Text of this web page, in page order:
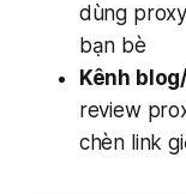
dùng
bạn bè
Kênh
review
chèn link